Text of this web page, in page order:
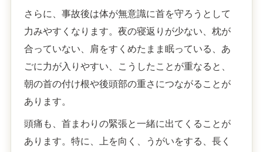
さらに、事故後は体が無意識に首を守ろうとして
力みやすくなります。夜の寝返りが少ない、枕が
合っていない、肩をすくめたまま眠っている、あ
ごに力が入りやすい、こうしたことが重なると、
朝の首の付け根や後頭部の重さにつながることが
あります。
頭痛も、首まわりの緊張と一緒に出てくることが
あります。特に、上を向く、うがいをする、長く